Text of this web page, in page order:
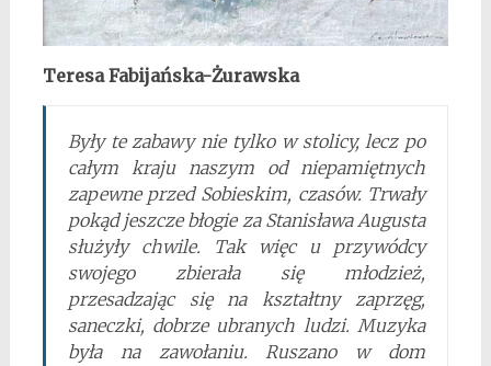
Teresa Fabijańska-Żurawska
Były te zabawy nie tylko w stolicy, lecz po
całym kraju naszym od niepamiętnych
zapewne przed Sobieskim, czasów. Trwały
pokąd jeszcze błogie za Stanisława Augusta
służyły chwile. Tak więc u przywódcy
swojego zbierała się młodzież,
przesadzając się na kształtny zaprzęg,
saneczki, dobrze ubranych ludzi. Muzyka
była na zawołaniu. Ruszano w dom